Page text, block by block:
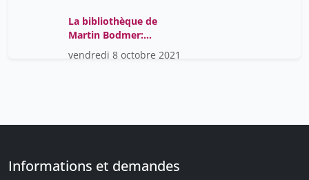
La bibliothèque de
Martin Bodmer:
collectionner la
"Weltliteratur"
vendredi 8 octobre 2021
Informations et demandes